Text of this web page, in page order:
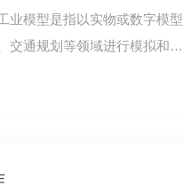
模型是指以实物或数字模型
交通规划等领域进行模拟和仿